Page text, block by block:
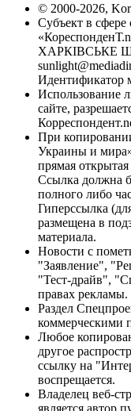
© 2000-2026,
Субъект в
ХАРКІВСЬКЕ
Идентификатор
Использование
сайте,
При
Украины и
прямая
Ссылка должна
полного либо
Гиперссылка
размещена в
материала.
Новости с
"Заявление",
"Тест-драйв",
правах рекламы.
Раздел
коммерческими
Любое
другое
ссылку на
воспрещается.
Владелец веб-
является автор